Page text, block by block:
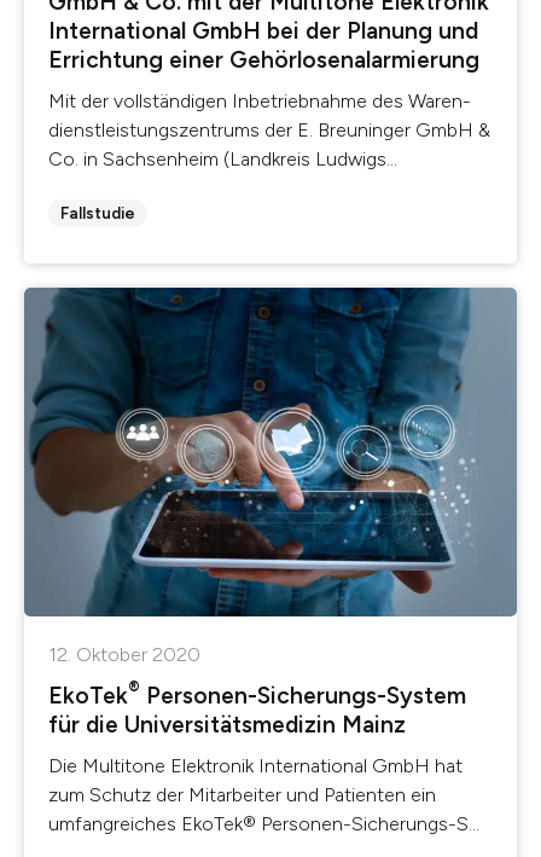
International GmbH bei der Planung und
Errichtung einer Gehörlosenalarmierung
Mit der vollständigen Inbetriebnahme des Waren-
dienstleistungszentrums der E. Breuninger GmbH &
Co. in Sachsenheim (Landkreis Ludwigs...
Fallstudie
12. Oktober 2020
EkoTek® Personen-Sicherungs-System
für die Universitätsmedizin Mainz
Die Multitone Elektronik International GmbH hat
zum Schutz der Mit­arbeiter und Patienten ein
umfangreiches EkoTek® Personen-Sicherungs-S...